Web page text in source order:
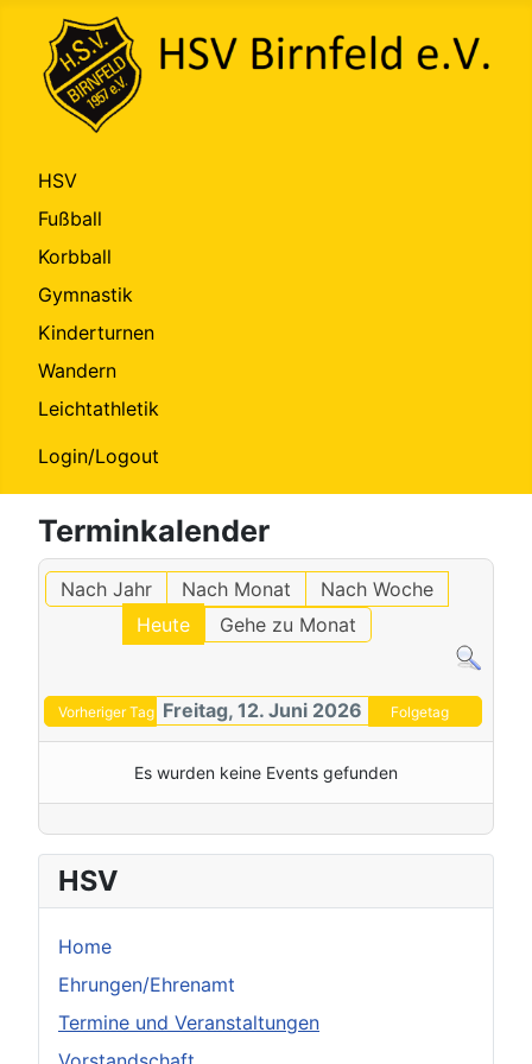
HSV
Fußball
Korbball
Gymnastik
Kinderturnen
Wandern
Leichtathletik
Login/Logout
Terminkalender
Nach Jahr Nach Monat
Nach Woche
Heute
Gehe zu Monat
Vorheriger Tag Freitag, 12. Juni 2026 Folgetag
Es wurden keine Events gefunden
HSV
Home
Ehrungen/Ehrenamt
Termine und Veranstaltungen